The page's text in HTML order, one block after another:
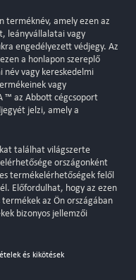
terméknév, amely ezen az
leányvállalatai vagy
engedélyezett védjegy. Az
a honlapon szereplő
név vagy kereskedelmi
vagy
™ az Abbott cégcsoport
jelzi, amely a
találhat világszerte
országonként
termékelérhetőségek felől
Előfordulhat, hogy az ezen
az Ön országában
bizonyos jellemzői
és kikötések